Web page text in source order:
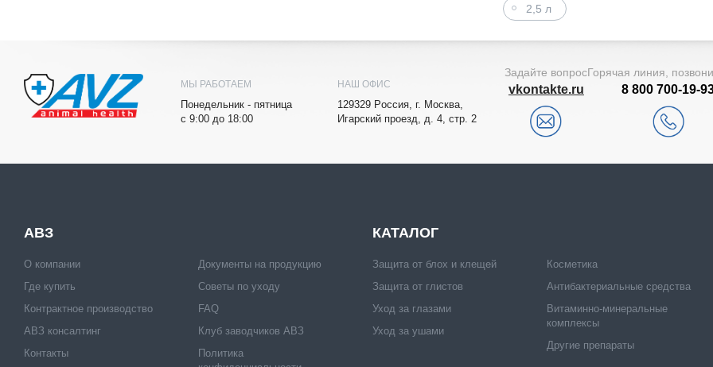
2,5 л
МЫ РАБОТАЕМ
Понедельник - пятница
с 9:00 до 18:00
НАШ ОФИС
129329 Рoccия, г. Мocквa,
Игарский проезд, д. 4, стр. 2
Задайте вопрос
vkontakte.ru
Горячая линия,
8 800 700-19-
АВЗ
О компании
Где купить
Контрактное производство
АВЗ консалтинг
Документы на продукцию
Советы по уходу
FAQ
Клуб заводчиков АВЗ
Контакты
Политика
КАТАЛОГ
Защита от блох и клещей
Защита от глистов
Уход за глазами
Уход за ушами
Косметика
Антибактериальные средства
Витаминно-минеральные
комплексы
Другие препараты